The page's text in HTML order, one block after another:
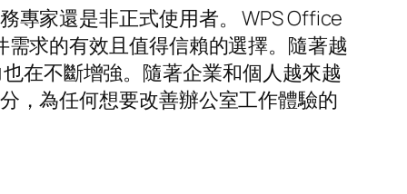
專家還是非正式使用者。 WPS Office
求的有效且值得信賴的選擇。隨著越
在不斷增強。隨著企業和個人越來越
，為任何想要改善辦公室工作體驗的